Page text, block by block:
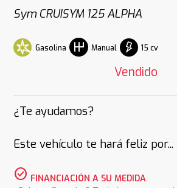
Sym CRUISYM 125 ALPHA
Gasolina Manual 15 cv
Vendido
¿Te ayudamos?
Este vehículo te hará feliz por...
check_circle FINANCIACIÓN A SU MEDIDA